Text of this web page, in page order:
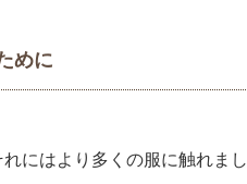
めに
にはより多くの服に触れまし